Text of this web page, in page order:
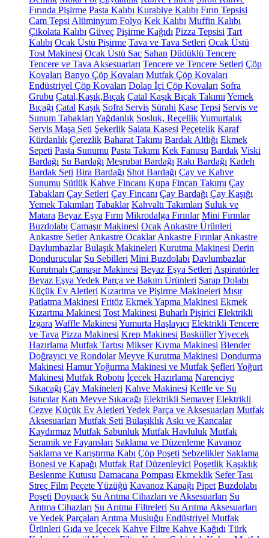
Fırında Pişirme Pasta Kalıbı Kurabiye Kalıbı Fırın Tepsisi
Cam Tepsi Alüminyum Folyo Kek Kalıbı Muffin Kalıbı
Çikolata Kalıbı Güveç Pişirme Kağıdı Pizza Tepsisi Tart
Kalıbı Ocak Üstü Pişirme Tava ve Tava Setleri Ocak Üstü
Tost Makinesi Ocak Üstü Sac Sahan Düdüklü Tencere
Tencere ve Tava Aksesuarları Tencere ve Tencere Setleri Çöp
Kovaları Banyo Çöp Kovaları Mutfak Çöp Kovaları
Endüstriyel Çöp Kovaları Dolap İçi Çöp Kovaları Sofra
Grubu Çatal,Kaşık,Bıçak Çatal Kaşık Bıçak Takımı Yemek
Bıçağı Çatal Kaşık Sofra Servis Sürahi Kase Tepsi Servis ve
Sunum Tabakları Yağdanlık Sosluk, ReçellikYumurtalık
Servis Maşa Seti Şekerlik Salata Kasesi Peçetelik Karaf
Kürdanlık Çerezlik Baharat Takımı Bardak Altlığı Ekmek
Sepeti Pasta Sunumu Pasta Takımı Kek Fanusu Bardak Viski
Bardağı Su Bardağı Meşrubat Bardağı Rakı Bardağı Kadeh
Bardak Seti Bira Bardağı Shot Bardağı Çay ve Kahve
Sunumu Sütlük Kahve Fincanı Kupa Fincan Takımı Çay
Tabakları Çay Setleri Çay Fincanı Çay Bardağı Çay Kaşığı
Yemek Takımları Tabaklar Kahvaltı Takımları Suluk ve
Matara Beyaz Eşya Fırın Mikrodalga Fırınlar Mini Fırınlar
Buzdolabı Çamaşır Makinesi Ocak Ankastre Ürünleri
Ankastre Setler Ankastre Ocaklar Ankastre Fırınlar Ankastre
Davlumbazlar Bulaşık Makineleri Kurutma Makinesi Derin
Dondurucular Su Sebilleri Mini Buzdolabı Davlumbazlar
Kurutmalı Çamaşır Makinesi Beyaz Eşya Setleri Aspiratörler
Beyaz Eşya Yedek Parça ve Bakım Ürünleri Şarap Dolabı
Küçük Ev Aletleri Kızartma ve Pişirme Makineleri Mısır
Patlatma Makinesi Fritöz Ekmek Yapma Makinesi Ekmek
Kızartma Makinesi Tost Makinesi Buharlı Pişirici Elektrikli
Izgara Waffle Makinesi Yumurta Haşlayıcı Elektrikli Tencere
ve Tava Pizza Makinesi Krep Makinesi BasküllerYiyecek
Hazırlama Mutfak Tartısı Mikser Kıyma Makinesi Blender
Doğrayıcı ve Rondolar Meyve Kurutma Makinesi Dondurma
Makinesi Hamur Yoğurma Makinesi ve Mutfak Şefleri Yoğurt
Makinesi Mutfak Robotu İçecek Hazırlama Narenciye
Sıkacağı Çay Makineleri Kahve Makinesi Kettle ve Su
Isıtıcılar Katı Meyve Sıkacağı Elektrikli Semaver Elektrikli
Cezve Küçük Ev Aletleri Yedek Parça ve Aksesuarları Mutfak
Aksesuarları Mutfak Seti Bulaşıklık Askı ve Kancalar
Kaydırmaz Mutfak Sabunluk Mutfak Havluluk Mutfak
Seramik ve Fayansları Saklama ve Düzenleme Kavanoz
Saklama ve Karıştırma Kabı Çöp Poşeti Sebzelikler Saklama
Bonesi ve Kapağı Mutfak Raf Düzenleyici Poşetlik Kaşıklık
Beslenme Kutusu Damacana Pompası Ekmeklik Sefer Tası
Streç Film Peçete Yüzüğü Kavanoz Kapağı Pipet Buzdolabı
Poşeti Doypack Su Arıtma Cihazları ve Aksesuarları Su
Arıtma Cihazları Su Arıtma Filtreleri Su Arıtma Aksesuarları
ve Yedek Parçaları Arıtma Musluğu Endüstriyel Mutfak
Ürünleri Gıda ve İçecek Kahve Filtre Kahve Kağıdı Türk